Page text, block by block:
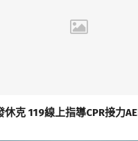
克 119線上指導CPR接力